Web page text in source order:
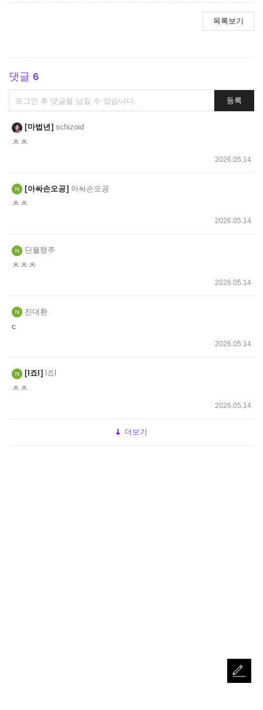
목록보기
댓글 6
댓
글
쓰
기
등록
마법년 schizoid
ㅊㅊ
2026.05.14
아싸손오공 아싸손오공
ㅊㅊ
2026.05.14
단월령주
ㅊㅊㅊ
2026.05.14
진대환
c
2026.05.14
l죠l l죠l
ㅊㅊ
2026.05.14
더보기